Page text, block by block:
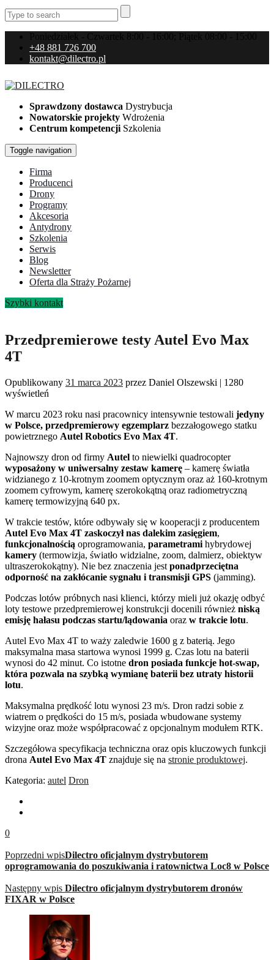
Poniedziałek - Czwartek 8:00 - 16:00; Piątek 08:00 - 15:00
+48 881 726 700
kontakt@dilectro.pl
Sprawdzony dostawca Dystrybucja
Nowatorskie projekty Wdrożenia
Centrum kompetencji Szkolenia
Toggle navigation
Firma
Producenci
Drony
Programy
Akcesoria
Antydrony
Szkolenia
Serwis
Blog
Newsletter
Oferta dla Straży Pożarnej
Szybki kontakt
Przedpremierowe testy Autel Evo Max
4T
Opublikowany 31 marca 2023 przez Daniel Olszewski | 1280
wyświetleń
W marcu 2023 roku nasi pracownicy intensywnie testowali jedyny
w Polsce, przedpremierowy egzemplarz bezzałogowego statku
powietrznego Autel Robotics Evo Max 4T.
Najnowszy dron od firmy Autel to niewielki quadrocopter
wyposażony w uniwersalny zestaw kamerę – kamerę światła
widzianego z 10-krotnym zoomem optycznym oraz aż 160-krotnym
zoomem cyfrowym, kamerę szerokokątną oraz radiometryczną
kamerę termowizyjną 640 px.
W trakcie testów, które odbywały się w kooperacji z producentem
Autel Evo Max 4T zaskoczył nas dalekim zasięgiem,
funkcjonalnością oprogramowania, parametrami hybrydowej
kamery (termowizja, światło widzialne, zoom, dalmierz, obiektyw
ultraszerokokątny). Nie bez znaczenia jest ponadprzeciętna
odporność na zakłócanie sygnału i transmisji GPS (jamming).
Podczas lotów próbnych nasi klienci, którzy mieli już okazję odbyć
loty testowe przedpremierowej konstrukcji docenili również niską
emisję hałasu podczas startu/lądowania oraz w trakcie lotu.
Autel Evo Max 4T to waży zaledwie 1600 g z baterią. Jego
maksymalna masa startowa wynosi 1999 g. Czas lotu na baterii
wynosi do 42 minut. Co istotne dron posiada funkcje hot-swap,
która pozwala na szybką wymianę baterii bez utraty historii
lotu.
Maksymalna prędkość lotu wynosi 23 m/s. Dron radzi sobie z
wiatrem o prędkości do 15 m/s, posiada wbudowane systemy
wizyjne oraz może współpracować z opcjonalnym modułem RTK.
Szczegółowa specyfikacja techniczna oraz opis kluczowych funkcji
drona Autel Evo Max 4T znajduje się na stronie produktowej.
Kategoria: autel Dron
0
Poprzedni wpisDilectro oficjalnym dystrybutorem
oprogramowania do poszukiwania i ratownictwa Loc8 w Polsce
Następny wpis Dilectro oficjalnym dystrybutorem dronów
FIXAR w Polsce